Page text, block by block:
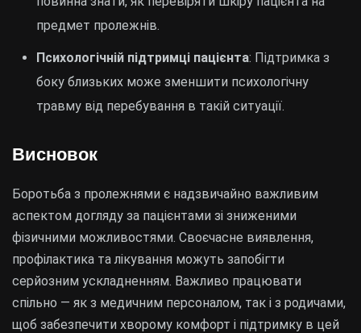
предмет пролежнів.
Психологічній підтримці пацієнта: Підтримка з
боку близьких може зменшити психологічну
травму від перебування в такій ситуації.
Висновок
Боротьба з пролежнями є надзвичайно важливим
аспектом догляду за пацієнтами зі зниженими
фізичними можливостями. Своєчасне виявлення,
профілактика та лікування можуть запобігти
серйозним ускладненням. Важливо працювати
спільно — як з медичним персоналом, так і з родичами,
щоб забезпечити хворому комфорт і підтримку в цей